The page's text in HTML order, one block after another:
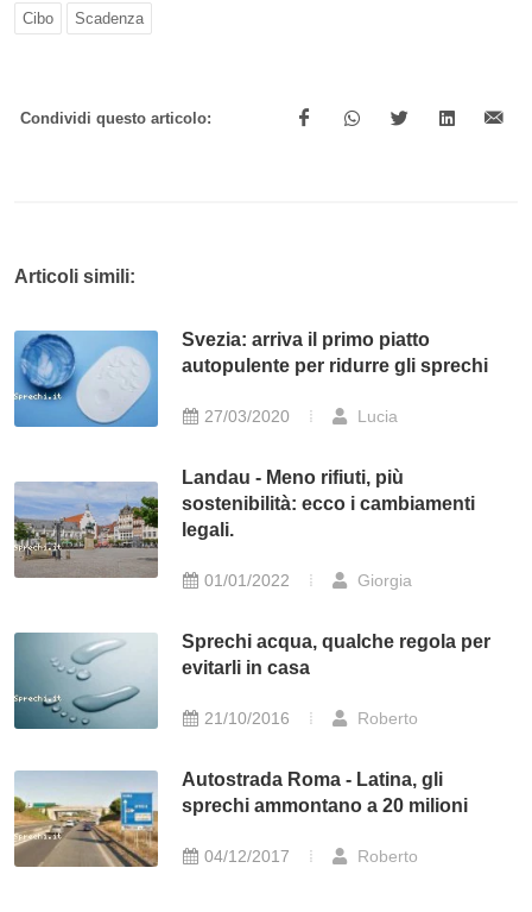
Cibo Scadenza
Condividi questo articolo:
Articoli simili:
Svezia: arriva il primo piatto
autopulente per ridurre gli sprechi
27/03/2020 Lucia
Landau - Meno rifiuti, più
sostenibilità: ecco i cambiamenti
legali.
01/01/2022 Giorgia
Sprechi acqua, qualche regola per
evitarli in casa
21/10/2016 Roberto
Autostrada Roma - Latina, gli
sprechi ammontano a 20 milioni
04/12/2017 Roberto